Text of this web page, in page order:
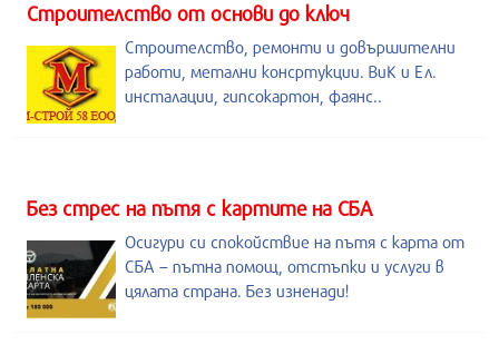
Строителство от основи до ключ
Строителство, ремонти и довършителни
работи, метални консртукции. ВиК и Ел.
инсталации, гипсокартон, фаянс..
Без стрес на пътя с картите на СБА
Осигури си спокойствие на пътя с карта от
СБА – пътна помощ, отстъпки и услуги в
цялата страна. Без изненади!